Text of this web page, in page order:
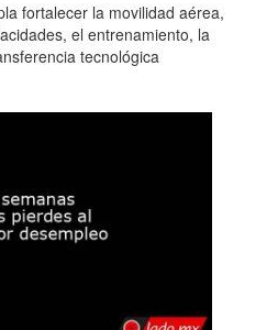
fortalecer la movilidad aérea,
el entrenamiento, la
tecnológica